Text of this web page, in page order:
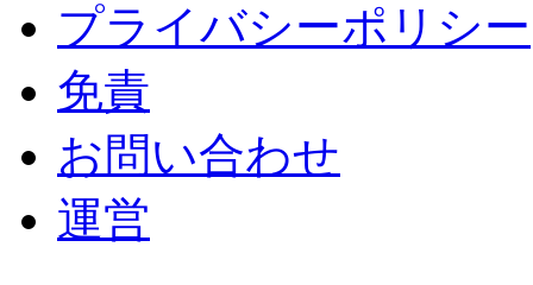
プライバシーポリシー
免責
お問い合わせ
運営